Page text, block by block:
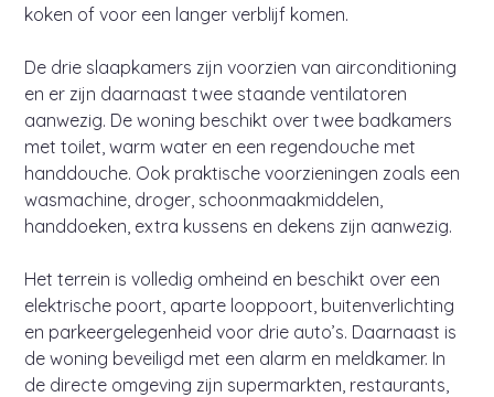
koken of voor een langer verblijf komen.
De drie slaapkamers zijn voorzien van airconditioning
en er zijn daarnaast twee staande ventilatoren
aanwezig. De woning beschikt over twee badkamers
met toilet, warm water en een regendouche met
handdouche. Ook praktische voorzieningen zoals een
wasmachine, droger, schoonmaakmiddelen,
handdoeken, extra kussens en dekens zijn aanwezig.
Het terrein is volledig omheind en beschikt over een
elektrische poort, aparte looppoort, buitenverlichting
en parkeergelegenheid voor drie auto’s. Daarnaast is
de woning beveiligd met een alarm en meldkamer. In
de directe omgeving zijn supermarkten, restaurants,